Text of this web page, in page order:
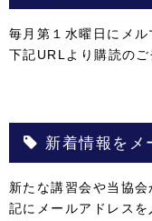
毎月第１水曜日にメル
下記URLより購読のご
新着情報をメ
新たな講習会や当協
記にメールアドレス